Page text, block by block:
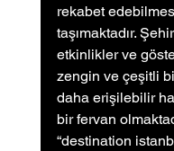
rekabet
taşımaktadır.
etkinlikler ve
zengin ve çeşitli
daha erişilebilir
bir fervan
“destination